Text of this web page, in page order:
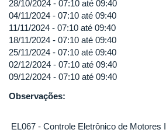
28/10/2024 - 07:10 até 09:40
04/11/2024 - 07:10 até 09:40
11/11/2024 - 07:10 até 09:40
18/11/2024 - 07:10 até 09:40
25/11/2024 - 07:10 até 09:40
02/12/2024 - 07:10 até 09:40
09/12/2024 - 07:10 até 09:40
Observações:
EL067 - Controle Eletrônico de Motores I